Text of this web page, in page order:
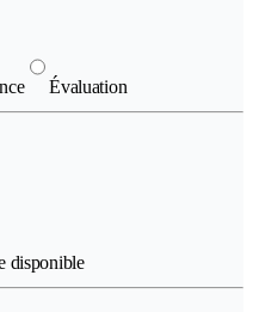
Évaluation
disponible